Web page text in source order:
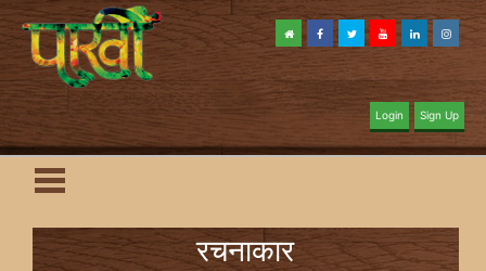
Login Sign Up
रचनाकार